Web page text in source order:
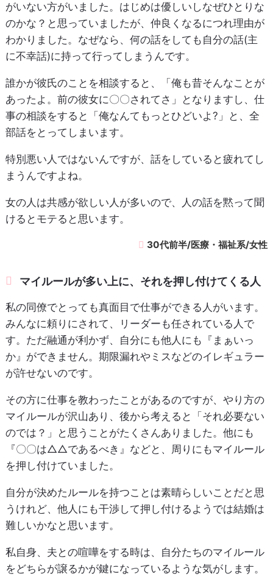
がいない方がいました。はじめは優しいしなぜひとりな
のかな？と思っていましたが、仲良くなるにつれ理由が
わかりました。なぜなら、何の話をしても自分の話(主
に不幸話)に持って行ってしまうんです。
誰かが彼氏のことを相談すると、「俺も昔そんなことが
あったよ。前の彼女に〇〇されてさ」となりますし、仕
事の相談をすると「俺なんてもっとひどいよ?」と、全
部話をとってしまいます。
特別悪い人ではないんですが、話をしていると疲れてし
まうんですよね。
女の人は共感が欲しい人が多いので、人の話を黙って聞
けるとモテると思います。
30代前半/医療・福祉系/女性
マイルールが多い上に、それを押し付けてくる人
私の同僚でとっても真面目で仕事ができる人がいます。
みんなに頼りにされて、リーダーも任されている人で
す。ただ融通が利かず、自分にも他人にも『まぁいっ
か』ができません。期限漏れやミスなどのイレギュラー
が許せないのです。
その方に仕事を教わったことがあるのですが、やり方の
マイルールが沢山あり、後から考えると「それ必要ない
のでは？」と思うことがたくさんありました。他にも
『〇〇は△△であるべき』などと、周りにもマイルール
を押し付けていました。
自分が決めたルールを持つことは素晴らしいことだと思
うけれど、他人にも干渉して押し付けるようでは結婚は
難しいかなと思います。
私自身、夫との喧嘩をする時は、自分たちのマイルール
をどちらが譲るかが鍵になっているような気がします。